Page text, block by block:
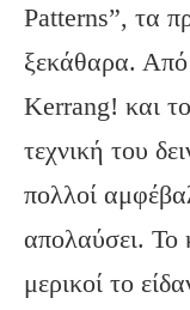
Patterns”, τα
ξεκάθαρα. Από
Kerrang! και
τεχνική του
πολλοί
απολαύσει. Το
μερικοί το